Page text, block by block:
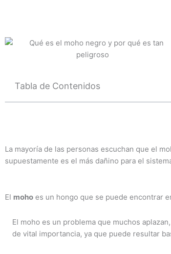
Tabla de Contenidos
La mayoría de las personas escuchan que el
supuestamente es el más dañino para el
El moho es un hongo que se puede encontrar
El moho es un problema que muchos
de vital importancia, ya que puede resultar